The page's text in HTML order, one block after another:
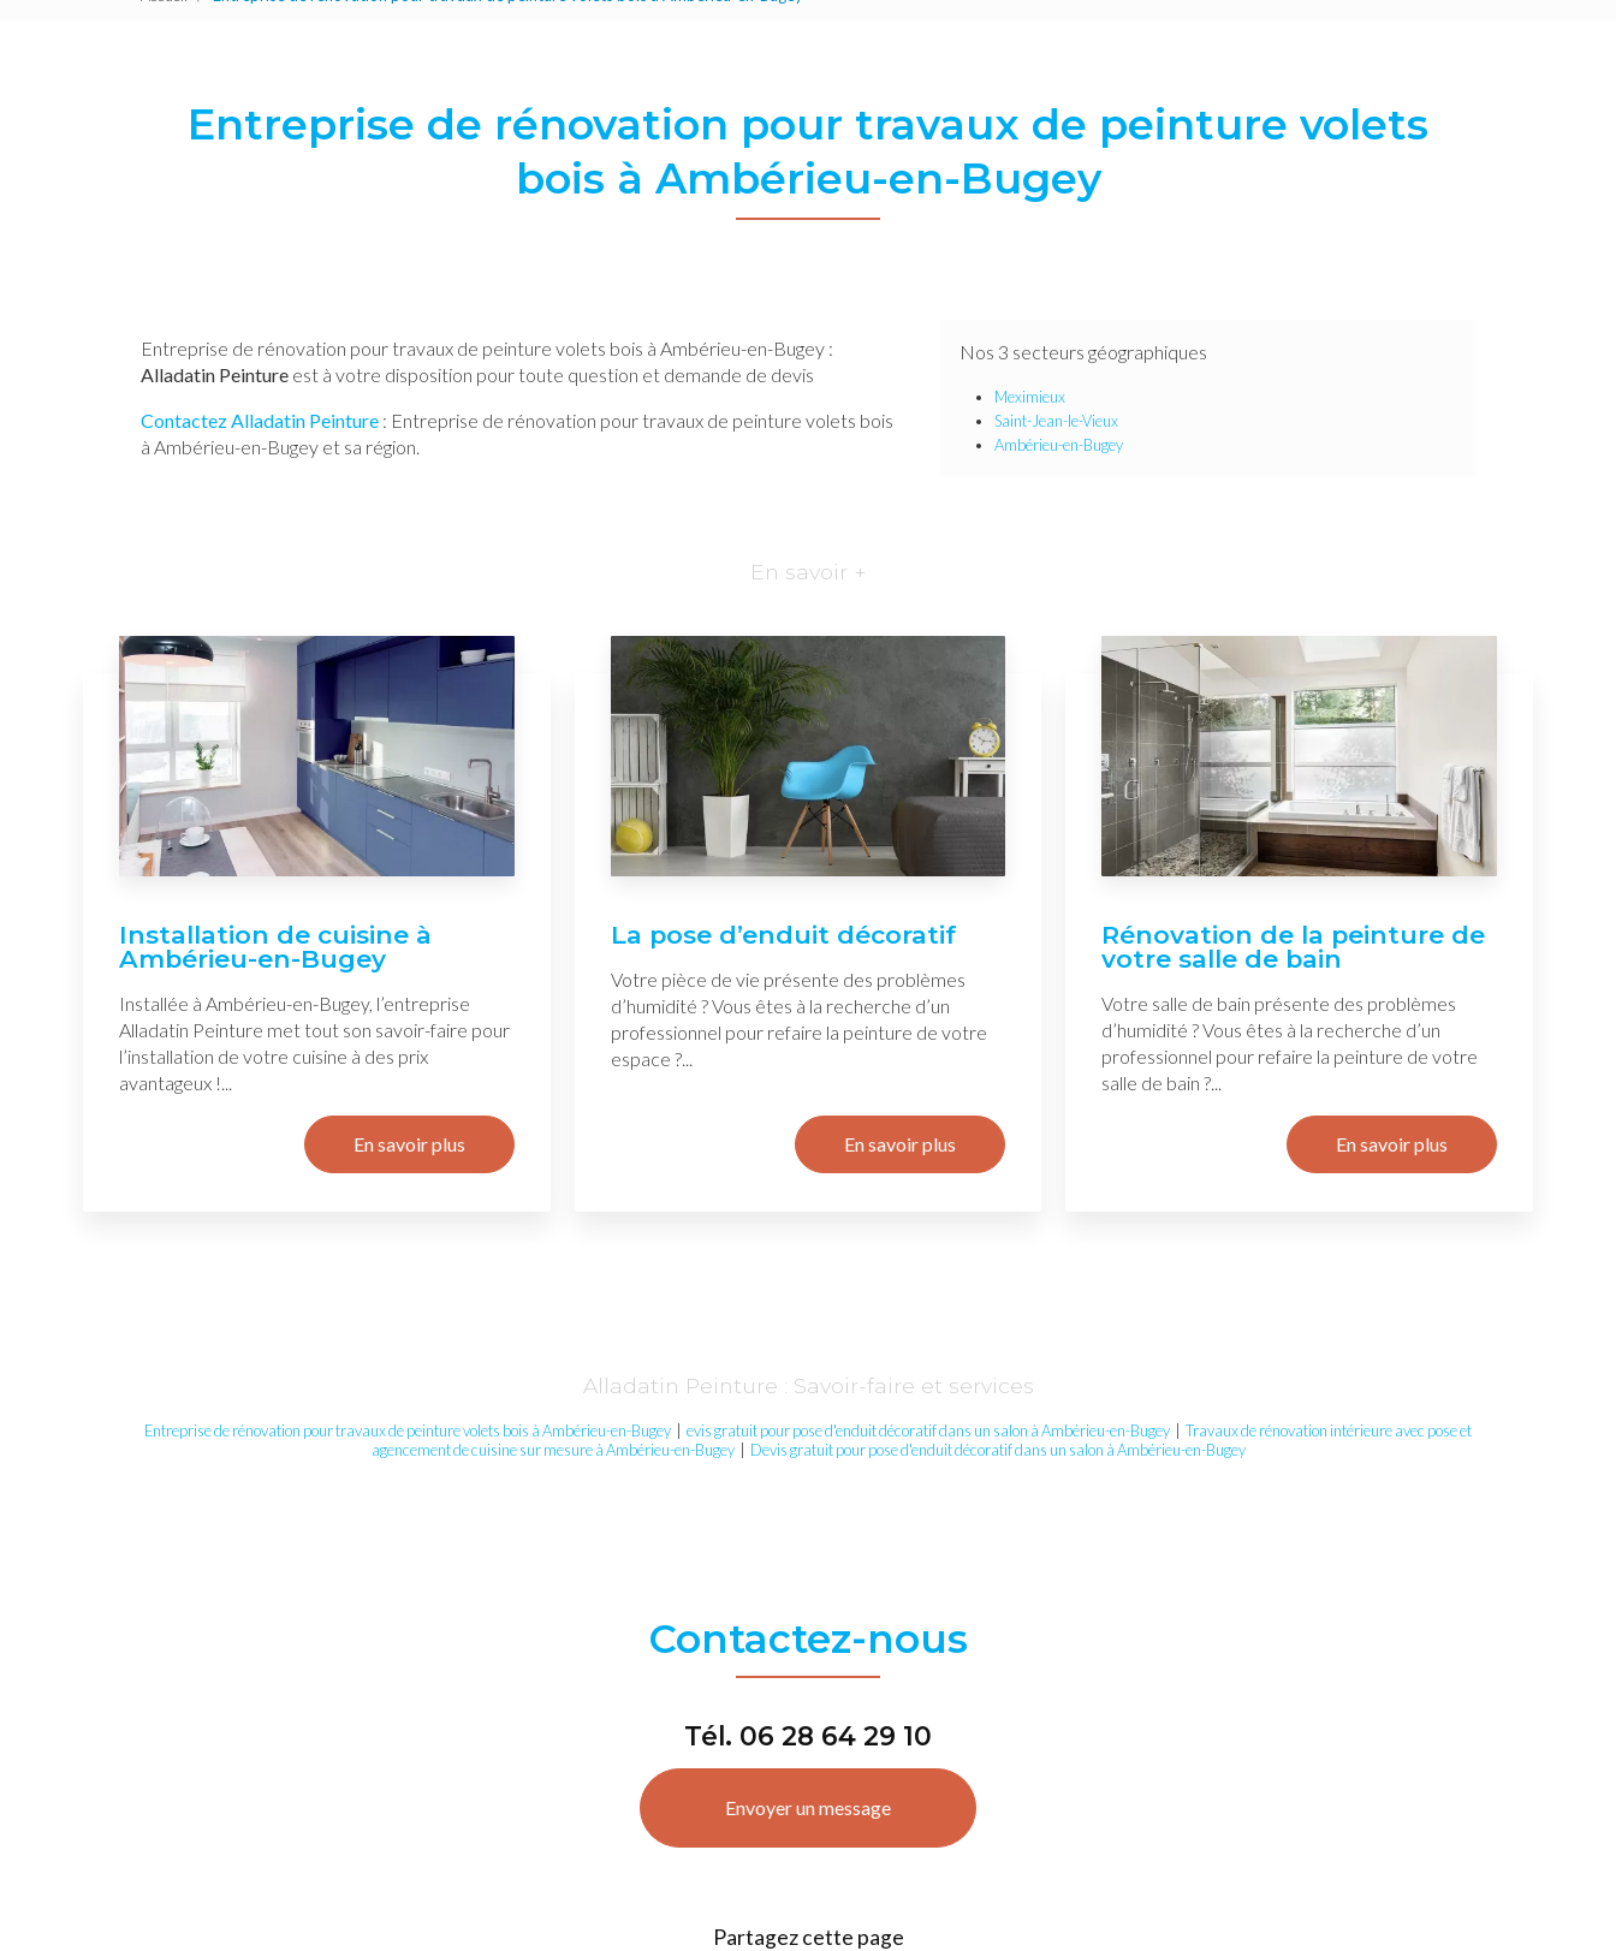
Entreprise de rénovation pour travaux de peinture volets
bois à Ambérieu-en-Bugey
Entreprise de rénovation pour travaux de peinture volets bois à Ambérieu-en-Bugey :
Alladatin Peinture est à votre disposition pour toute question et demande de devis
Contactez Alladatin Peinture : Entreprise de rénovation pour travaux de peinture volets bois
à Ambérieu-en-Bugey et sa région.
Nos 3 secteurs géographiques
Meximieux
Saint-Jean-le-Vieux
Ambérieu-en-Bugey
En savoir +
Installation de cuisine à
Ambérieu-en-Bugey
Installée à Ambérieu-en-Bugey, l’entreprise
Alladatin Peinture met tout son savoir-faire pour
l’installation de votre cuisine à des prix
avantageux !...
En savoir plus
La pose d’enduit décoratif
Votre pièce de vie présente des problèmes
d’humidité ? Vous êtes à la recherche d’un
professionnel pour refaire la peinture de votre
espace ?...
En savoir plus
Rénovation de la peinture de
votre salle de bain
Votre salle de bain présente des problèmes
d’humidité ? Vous êtes à la recherche d’un
professionnel pour refaire la peinture de votre
salle de bain ?...
En savoir plus
Alladatin Peinture : Savoir-faire et services
Entreprise de rénovation pour travaux de peinture volets bois à Ambérieu-en-Bugey evis gratuit pour pose d'enduit décoratif dans un salon à Ambérieu-en-Bugey
Travaux de rénovation intérieure avec pose et
agencement de cuisine sur mesure à Ambérieu-en-Bugey| Devis gratuit pour pose d'enduit décoratif dans un salon à Ambérieu-en-Bugey
Contactez-nous
Tél. 06 28 64 29 10
Envoyer un message
Partagez cette page